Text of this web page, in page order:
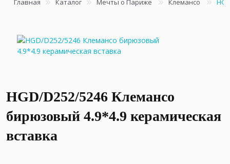
Главная Каталог Мечты о Париже Клемансо
HGD/D252/5246 Клемансо
бирюзовый 4.9*4.9 керамическая
вставка